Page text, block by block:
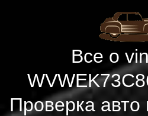
Все о
Проверка